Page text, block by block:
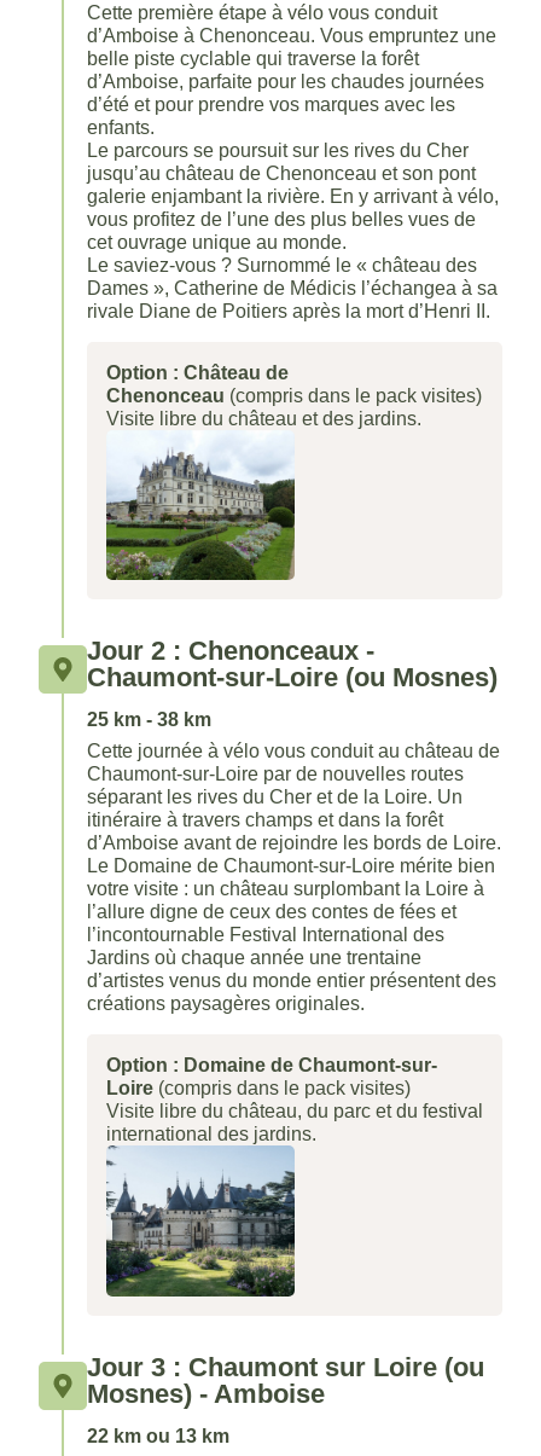
Cette première étape à vélo vous conduit
d’Amboise à Chenonceau. Vous empruntez une
belle piste cyclable qui traverse la forêt
d’Amboise, parfaite pour les chaudes journées
d’été et pour prendre vos marques avec les
enfants.
Le parcours se poursuit sur les rives du Cher
jusqu’au château de Chenonceau et son pont
galerie enjambant la rivière. En y arrivant à vélo,
vous profitez de l’une des plus belles vues de
cet ouvrage unique au monde.
Le saviez-vous ? Surnommé le « château des
Dames », Catherine de Médicis l’échangea à sa
rivale Diane de Poitiers après la mort d’Henri II.
Option : Château de
Chenonceau (compris dans le pack visites)
Visite libre du château et des jardins.
Jour 2 : Chenonceaux -
Chaumont-sur-Loire (ou Mosnes)
25 km - 38 km
Cette journée à vélo vous conduit au château de
Chaumont-sur-Loire par de nouvelles routes
séparant les rives du Cher et de la Loire. Un
itinéraire à travers champs et dans la forêt
d’Amboise avant de rejoindre les bords de Loire.
Le Domaine de Chaumont-sur-Loire mérite bien
votre visite : un château surplombant la Loire à
l’allure digne de ceux des contes de fées et
l’incontournable Festival International des
Jardins où chaque année une trentaine
d’artistes venus du monde entier présentent des
créations paysagères originales.
Option : Domaine de Chaumont-sur-
Loire (compris dans le pack visites)
Visite libre du château, du parc et du festival
international des jardins.
Jour 3 : Chaumont sur Loire (ou
Mosnes) - Amboise
22 km ou 13 km